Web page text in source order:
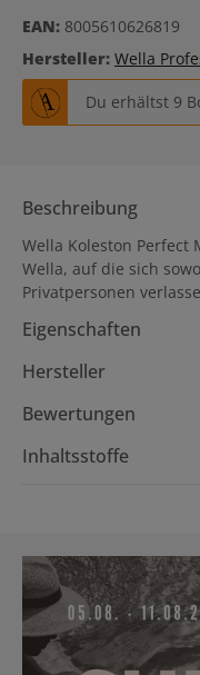
EAN: 8005610626819
Hersteller: Wella
Du erhältst 9
Beschreibung
Wella Koleston Perfect
Wella, auf die sich
Privatpersonen
Eigenschaften
Hersteller
Bewertungen
Inhaltsstoffe